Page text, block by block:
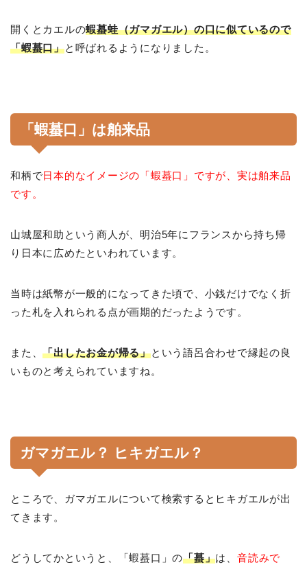
開くとカエルの蝦蟇蛙（ガマガエル）の口に似ているので
「蝦蟇口」と呼ばれるようになりました。
「蝦蟇口」は舶来品
和柄で日本的なイメージの「蝦蟇口」ですが、実は舶来品
です。
山城屋和助という商人が、明治5年にフランスから持ち帰
り日本に広めたといわれています。
当時は紙幣が一般的になってきた頃で、小銭だけでなく折
った札を入れられる点が画期的だったようです。
また、「出したお金が帰る」という語呂合わせで縁起の良
いものと考えられていますね。
ガマガエル？ ヒキガエル？
ところで、ガマガエルについて検索するとヒキガエルが出
てきます。
どうしてかというと、「蝦蟇口」の「蟇」は、 音読みで